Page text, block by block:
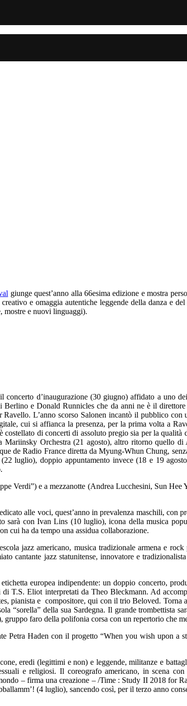
giunge quest’anno alla 66esima edizione e mostra
e omaggia autentiche leggende della danza e
mostre e nuovi linguaggi).
d’inaugurazione (30 giugno) affidato a uno
e Donald Runnicles che da anni ne è il
L’anno scorso Salonen incantò il pubblico
cui si affianca la presenza, per la prima volta a
costellato di concerti di assoluto pregio sia per la
Orchestra (21 agosto), altro ritorno quello
de Radio France diretta da Myung-Whun Chung,
luglio), doppio appuntamento invece (18 e 19
Verdi”) e a mezzanotte (Andrea Lucchesini, Sun
alle voci, quest’anno in prevalenza maschili, con
sarà con Ivan Lins (10 luglio), icona della musica
cui ha da tempo una assidua collaborazione.
jazz americano, musica tradizionale armena e
cantante jazz statunitense, innovatore e
europea indipendente: un doppio concerto,
T.S. Eliot interpretati da Theo Bleckmann. Ad
pianista e compositore, qui con il trio Beloved.
“sorella” della sua Sardegna. Il grande trombettista
faro della polifonia corsa con un repertorio che
Petra Haden con il progetto “When you wish upon a
eredi (legittimi e non) e leggende, militanze e
e religiosi. Il coreografo americano, in scena
– firma una creazione – /Time : Study II 2018 for
(4 luglio), sancendo così, per il terzo anno